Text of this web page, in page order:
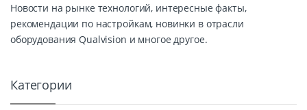
Новости на рынке технологий, интересные факты,
рекомендации по настройкам, новинки в отрасли
оборудования Qualvision и многое другое.
Категории